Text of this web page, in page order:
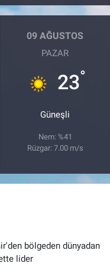
09 AĞUSTOS
PAZAR
23°
Güneşli
Nem: %41
Rüzgar: 7.00 m/s
bölgeden dünyadan
lider